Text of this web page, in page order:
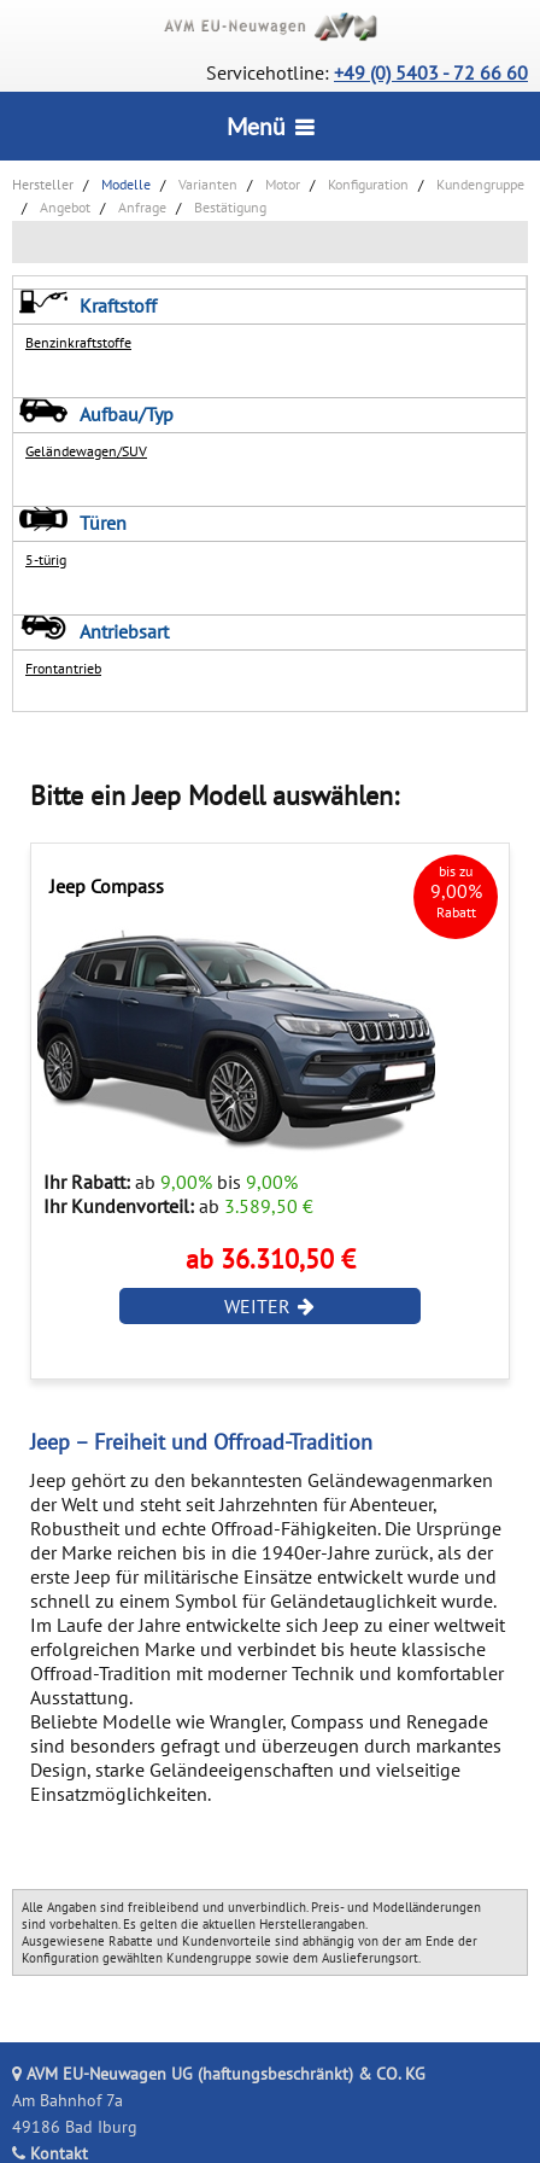
Servicehotline: +49 (0) 5403 - 72 66 60
Menü
STARTSEITE
CarConfigurator
SERVICE
Häufige Fragen
Typklassen-Abfrage
UNSERE AUSZEICHNUNGEN
Hersteller Modelle Varianten Motor Konfiguration
Kundengruppe
Angebot
Anfrage Bestätigung
Kraftstoff
Benzinkraftstoffe
Aufbau/Typ
Geländewagen/SUV
Türen
5-türig
Antriebsart
Frontantrieb
Bitte ein Jeep Modell auswählen:
Jeep Compass
bis zu
9,00%
Rabatt
Ihr Rabatt: ab 9,00% bis 9,00%
Ihr Kundenvorteil: ab 3.589,50 €
ab 36.310,50 €
WEITER
Jeep – Freiheit und Offroad-Tradition
Jeep gehört zu den bekanntesten Geländewagenmarken
der Welt und steht seit Jahrzehnten für Abenteuer,
Robustheit und echte Offroad-Fähigkeiten. Die Ursprünge
der Marke reichen bis in die 1940er-Jahre zurück, als der
erste Jeep für militärische Einsätze entwickelt wurde und
schnell zu einem Symbol für Geländetauglichkeit wurde.
Im Laufe der Jahre entwickelte sich Jeep zu einer weltweit
erfolgreichen Marke und verbindet bis heute klassische
Offroad-Tradition mit moderner Technik und komfortabler
Ausstattung.
Beliebte Modelle wie Wrangler, Compass und Renegade
sind besonders gefragt und überzeugen durch markantes
Design, starke Geländeeigenschaften und vielseitige
Einsatzmöglichkeiten.
Alle Angaben sind freibleibend und unverbindlich. Preis- und Modelländerungen
sind vorbehalten. Es gelten die aktuellen Herstellerangaben.
Ausgewiesene Rabatte und Kundenvorteile sind abhängig von der am Ende der
Konfiguration gewählten Kundengruppe sowie dem Auslieferungsort.
AVM EU-Neuwagen UG (haftungsbeschränkt) & CO. KG
Am Bahnhof 7a
49186 Bad Iburg
Kontakt